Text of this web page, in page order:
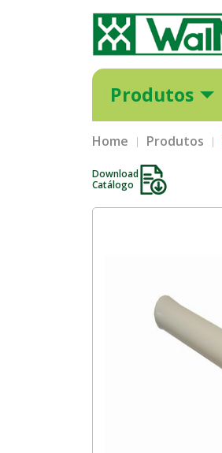
Produtos
Home Produtos
Download
Catálogo